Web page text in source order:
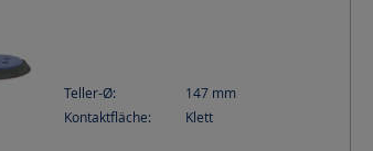
Teller-Ø: 147 mm
Kontaktfläche:
Klett